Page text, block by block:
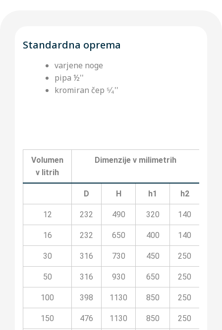
Standardna oprema
varjene noge
pipa ½''
kromiran čep ⁵⁄₄''
Volumen
v litrih
Dimenzije v milimetrih
D H h1 h2
12 232 490 320 140
16 232 650 400 140
30 316 730 450 250
50 316 930 650 250
100 398 1130 850 250
150 476 1130 850 250